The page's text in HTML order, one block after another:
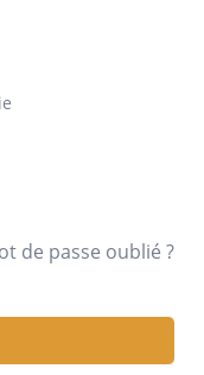
de passe oublié ?